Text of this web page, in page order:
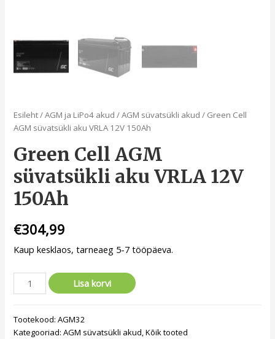
Esileht/AGM ja LiPo4 akud /AGM süvatsükli akud / Green Cell
AGM süvatsükli aku VRLA 12V 150Ah
Green Cell AGM
süvatsükli aku VRLA 12V
150Ah
€304,99
Kaup kesklaos, tarneaeg 5-7 tööpäeva.
Lisa korvi
Tootekood:AGM32
Kategooriad:AGM süvatsükli akud,Kõik tooted